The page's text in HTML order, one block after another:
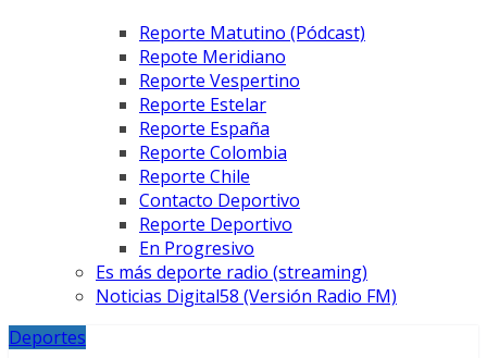
Reporte Matutino (Pódcast)
Repote Meridiano
Reporte Vespertino
Reporte Estelar
Reporte España
Reporte Colombia
Reporte Chile
Contacto Deportivo
Reporte Deportivo
En Progresivo
Es más deporte radio (streaming)
Noticias Digital58 (Versión Radio FM)
Deportes